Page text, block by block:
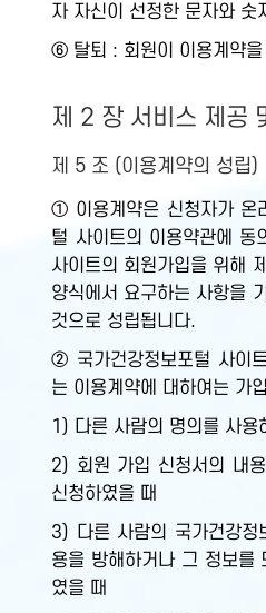
자 자신이 선정한 문자와 숫
⑥ 탈퇴 : 회원이 이용계약을
제 2 장 서비스 제공
제 5 조 (이용계약의 성립)
① 이용계약은 신청자가 온
털 사이트의 이용약관에 동
사이트의 회원가입을 위해
양식에서 요구하는 사항을
것으로 성립됩니다.
② 국가건강정보포털 사이
는 이용계약에 대하여는 가
1) 다른 사람의 명의를 사용
2) 회원 가입 신청서의 내
신청하였을 때
3) 다른 사람의 국가건강정
용을 방해하거나 그 정보를
였을 때